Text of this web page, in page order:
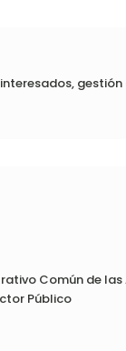
Común de
Público